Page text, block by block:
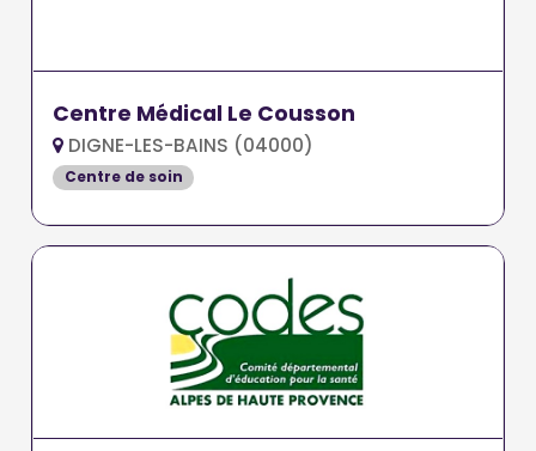
Centre Médical Le Cousson
DIGNE-LES-BAINS (04000)
Centre de soin